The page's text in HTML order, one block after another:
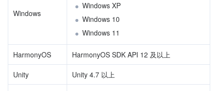
Windows
Windows XP
Windows 10
Windows 11
HarmonyOS HarmonyOS SDK API 12 及以上
Unity Unity 4.7 以上